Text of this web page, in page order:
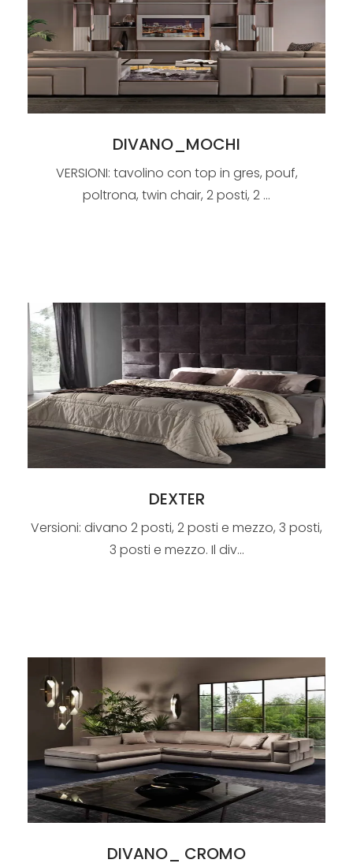
DIVANO_MOCHI
VERSIONI: tavolino con top in gres, pouf,
poltrona, twin chair, 2 posti, 2 ...
DEXTER
Versioni: divano 2 posti, 2 posti e mezzo, 3 posti,
3 posti e mezzo. Il div...
DIVANO_ CROMO